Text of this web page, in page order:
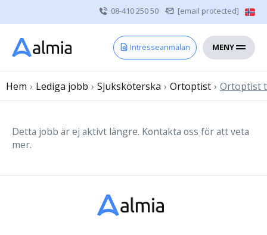
08-410 250 50 [email protected]
Intresseanmälan MENY
Hem
Vårdgivare
Om oss
Sjuksköterska
Läkare
Hem › Lediga jobb › Sjuksköterska › Ortoptist › Ortoptist
Detta jobb är ej aktivt längre. Kontakta oss för att veta
mer.